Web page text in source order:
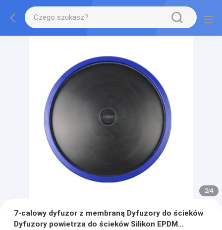
2/4
7-calowy dyfuzor z membraną Dyfuzory do ścieków
Dyfuzory powietrza do ścieków Silikon EPDM